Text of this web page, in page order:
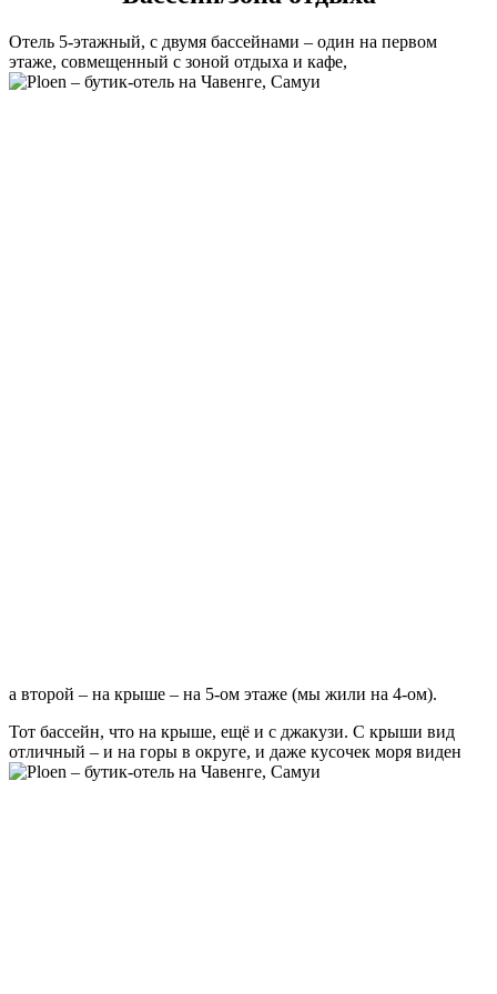
Отель 5-этажный, с двумя бассейнами – один на первом
этаже, совмещенный с зоной отдыха и кафе,
а второй – на крыше – на 5-ом этаже (мы жили на 4-ом).
Тот бассейн, что на крыше, ещё и с джакузи. С крыши вид
отличный – и на горы в округе, и даже кусочек моря виден